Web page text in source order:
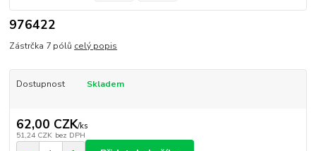
976422
Zástrčka 7 pólů celý popis
Dostupnost Skladem
62,00 CZK/ks
51,24 CZK bez DPH